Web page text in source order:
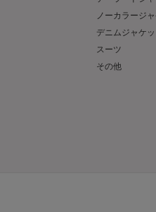
ノーカラージ
デニムジャケッ
スーツ
その他